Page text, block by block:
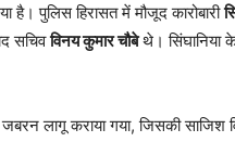
है। पुलिस हिरासत में मौजूद कारोबारी
सचिवविनय कुमार चौबेथे। सिंघानिया
लागू कराया गया, जिसकी साजिश